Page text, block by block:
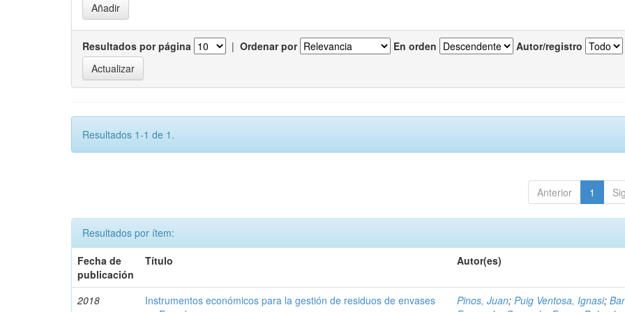
Resultados por página | Ordenar por En orden Autor/registro
Resultados 1-1 de 1.
Anterior 1
Resultados por ítem:
Fecha de
publicación
Título Autor(es)
2018
Instrumentos económicos para la gestión de residuos de envases
Pinos, Juan;Puig Ventosa, Ignasi;